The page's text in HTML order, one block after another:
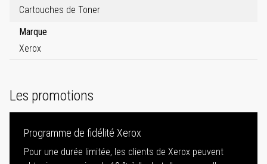
Cartouches de Toner
Marque
Xerox
Les promotions
Programme de fidélité Xerox
Pour une durée limitée, les clients de Xerox peuvent